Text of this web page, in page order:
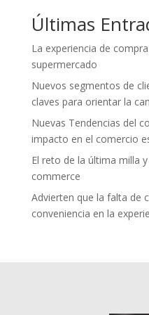
Últimas
La experiencia de
supermercado
Nuevos segmentos de
claves para orientar la
Nuevas Tendencias del
impacto en el comercio
El reto de la última milla
commerce
Advierten que la falta de
conveniencia en la